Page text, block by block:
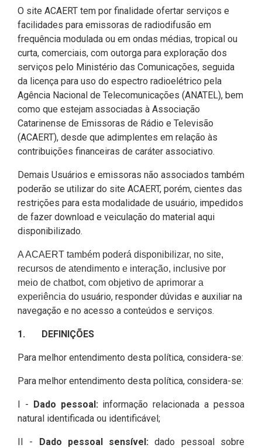
O site ACAERT tem por finalidade ofertar serviços e
facilidades para emissoras de radiodifusão em
frequência modulada ou em ondas médias, tropical ou
curta, comerciais, com outorga para exploração dos
serviços pelo Ministério das Comunicações, seguida
da licença para uso do espectro radioelétrico pela
Agência Nacional de Telecomunicações (ANATEL), bem
como que estejam associadas à Associação
Catarinense de Emissoras de Rádio e Televisão
(ACAERT), desde que adimplentes em relação às
contribuições financeiras de caráter associativo.
Demais Usuários e emissoras não associados também
poderão se utilizar do site ACAERT, porém, cientes das
restrições para esta modalidade de usuário, impedidos
de fazer download e veiculação do material aqui
disponibilizado.
A ACAERT também poderá disponibilizar, no site,
recursos de atendimento e interação, inclusive por
meio de chatbot, com objetivo de aprimorar a
experiência do usuário, responder dúvidas e auxiliar na
navegação e no acesso a conteúdos e serviços.
1. DEFINIÇÕES
Para melhor entendimento desta política, considera-se:
Para melhor entendimento desta política, considera-se:
I - Dado pessoal:informação relacionada a pessoa
natural identificada ou identificável;
II - Dado pessoal sensível: dado pessoal sobre